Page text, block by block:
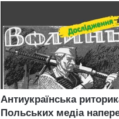
Антиукраїнська
Польських медіа